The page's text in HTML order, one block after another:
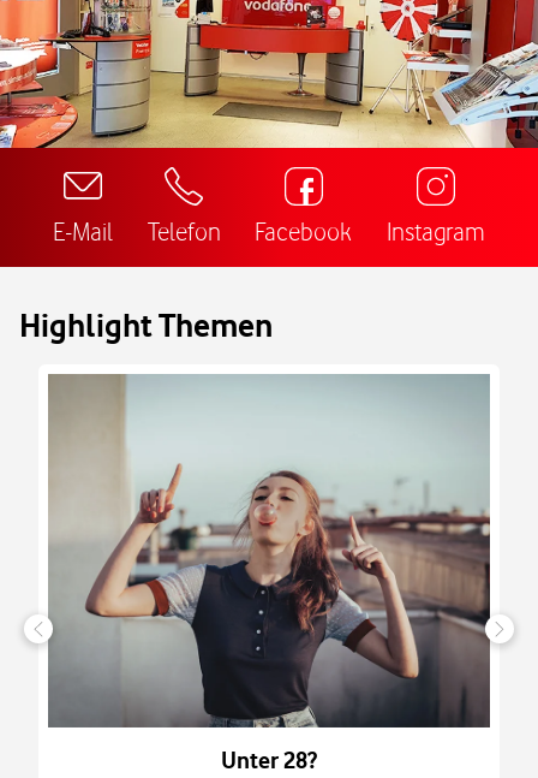
E-Mail Telefon Facebook Instagram
Highlight Themen
Unter 28?